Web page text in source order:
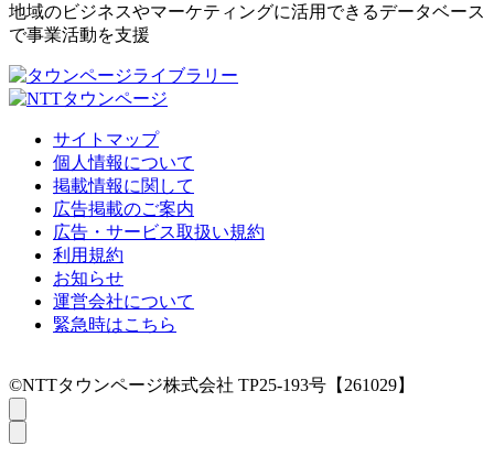
地域のビジネスやマーケティングに活用できるデータベース
で事業活動を支援
サイトマップ
個人情報について
掲載情報に関して
広告掲載のご案内
広告・サービス取扱い規約
利用規約
お知らせ
運営会社について
緊急時はこちら
©NTTタウンページ株式会社 TP25-193号【261029】